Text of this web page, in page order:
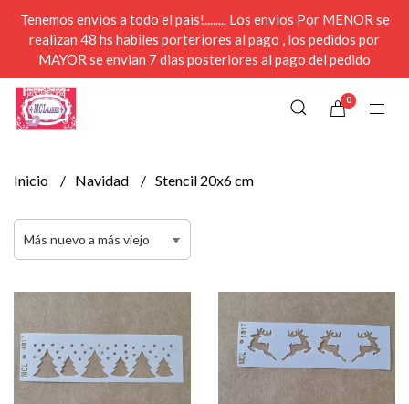
Tenemos envios a todo el pais!........ Los envios Por MENOR se
realizan 48 hs habiles porteriores al pago , los pedidos por
MAYOR se envian 7 dias posteriores al pago del pedido
0
Inicio Navidad Stencil 20x6 cm